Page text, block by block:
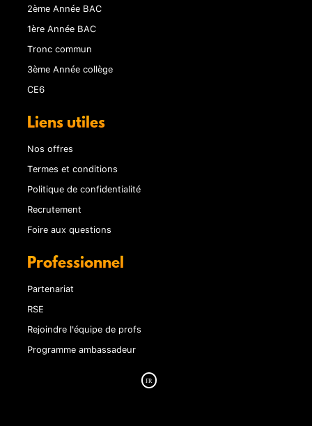
2ème Année BAC
1ère Année BAC
Tronc commun
3ème Année collège
CE6
Liens utiles
Nos offres
Termes et conditions
Politique de confidentialité
Recrutement
Foire aux questions
Professionnel
Partenariat
RSE
Rejoindre l'équipe de profs
Programme ambassadeur